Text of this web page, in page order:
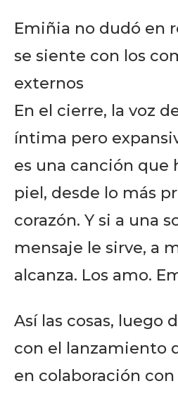
Emiñia no dudó en
se siente con los
externos
En el cierre, la voz
íntima pero
es una canción que
piel, desde lo más
corazón. Y si a una
mensaje le sirve, a
alcanza. Los amo.
Así las cosas, luego
con el lanzamiento
en colaboración con